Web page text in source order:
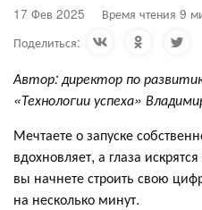
17 Фев 2025 Время чтения 9
Поделиться:
Автор: директор по
«Технологии успеха»
Мечтаете о запуске
вдохновляет, а глаза
вы начнете строить свою
на несколько минут.